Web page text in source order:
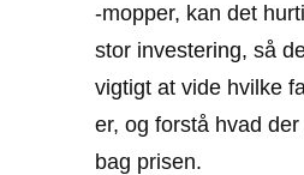
-mopper, kan det
stor investering, så
vigtigt at vide hvilke
er, og forstå hvad
bag prisen.